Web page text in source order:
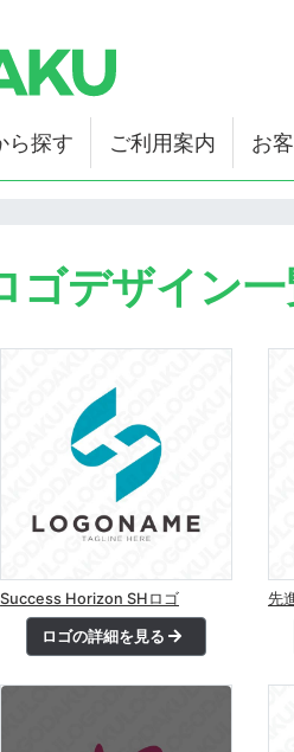
ら探す ご利用案内 お
ゴデザイン
Success Horizon SHロゴ
ロゴの詳細を見る
先